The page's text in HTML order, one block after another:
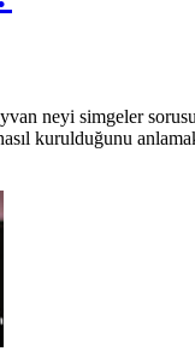
neyi simgeler
kurulduğunu